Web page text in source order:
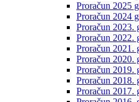
Proračun 2025
Proračun 2024
Proračun 2023.
Proračun 2022.
Proračun 2021.
Proračun 2020.
Proračun 2019.
Proračun 2018.
Proračun 2017.